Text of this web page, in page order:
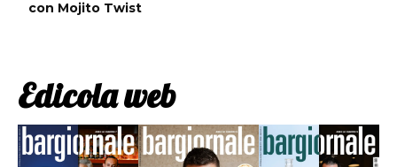
con Mojito Twist
Edicola web